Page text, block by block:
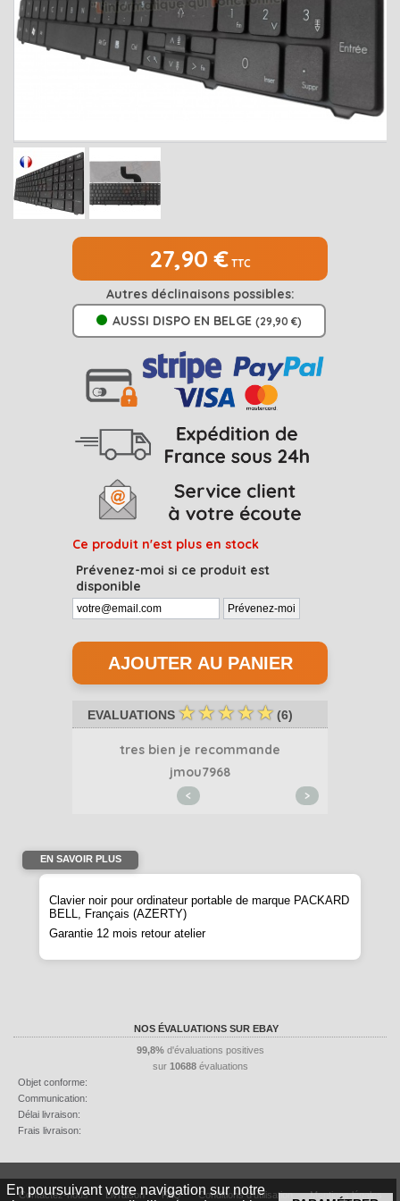
MEDION 2
Open submenu
4
Open submenu
SAMSUNG
SONY
NOS ÉVALUATIONS SUR EBAY
99,8%d'évaluations positives
sur 10688évaluations
Objet conforme:
Communication:
Délai livraison:
Frais livraison:
En poursuivant votre navigation sur notre
27,90 € TTC
Autres déclinaisons possibles:
AUSSI DISPO EN BELGE (29,90 €)
Ce produit n'est plus en stock
Prévenez-moi si ce produit est
disponible
EVALUATIONS ☆☆☆☆☆ (6)
tres bien je recommande
jmou7968
< >
EN SAVOIR PLUS
Clavier noir pour ordinateur portable de marque PACKARD
BELL, Français (AZERTY)
Garantie 12 mois retour atelier
Contactez-nous Livraison FAQ Conditions d'utilisation Mentions légales